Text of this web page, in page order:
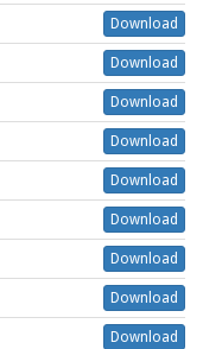
Download
Download
Download
Download
Download
Download
Download
Download
Download